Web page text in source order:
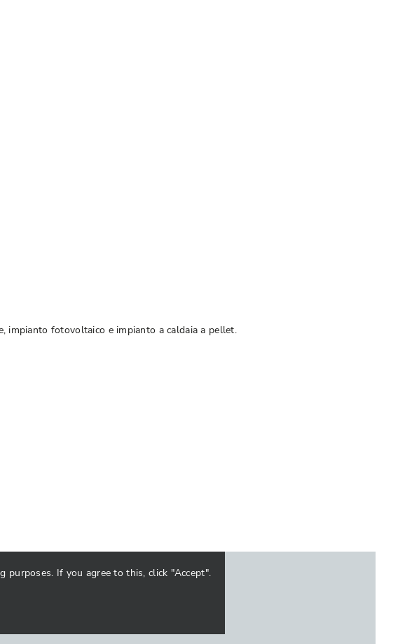
impianto fotovoltaico e impianto a caldaia a pellet.
purposes. If you agree to this, click "Accept".